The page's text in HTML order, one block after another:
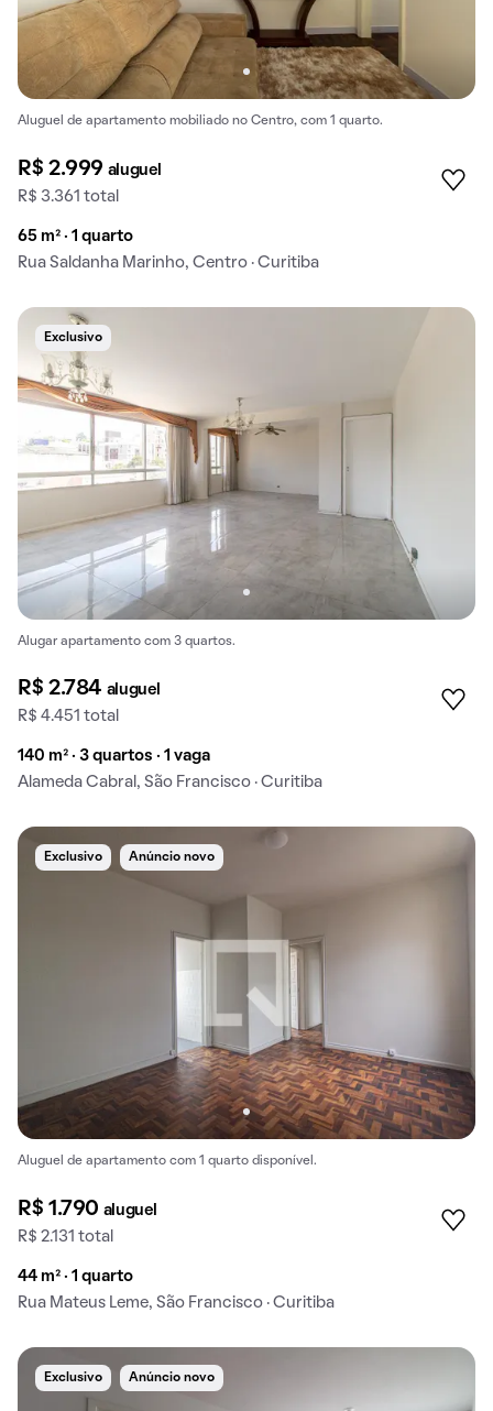
Aluguel de apartamento mobiliado no Centro, com 1 quarto.
R$ 2.999 aluguel
R$ 3.361 total
65 m² · 1 quarto
Rua Saldanha Marinho, Centro · Curitiba
Exclusivo
Alugar apartamento com 3 quartos.
R$ 2.784 aluguel
R$ 4.451 total
140 m² · 3 quartos · 1 vaga
Alameda Cabral, São Francisco · Curitiba
Exclusivo Anúncio novo
Aluguel de apartamento com 1 quarto disponível.
R$ 1.790 aluguel
R$ 2.131 total
44 m² · 1 quarto
Rua Mateus Leme, São Francisco · Curitiba
Exclusivo Anúncio novo